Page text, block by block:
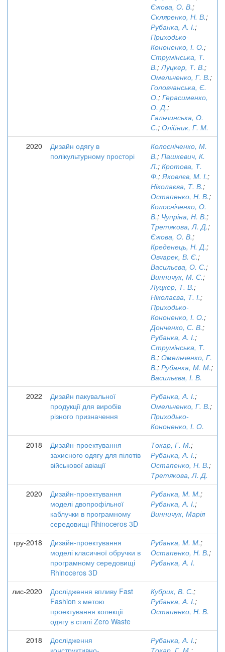
Єжова, О. В.;
Скляренко, Н. В.;
Рубанка, А. І.;
Приходько-
Кононенко, І. О.;
Струмінська, Т.
В.;Луцкер, Т. В.;
Омельченко, Г. В.;
Головчанська, Є.
О.; Герасименко,
О. Д.;
Гальчинська, О.
С.; Олійник, Г. М.
2020
Дизайн одягу в
полікультурному просторі
Колосніченко, М.
В.; Пашкевич, К.
Л.; Кротова, Т.
Ф.;Яковлєв, М. І.;
Ніколаєва, Т. В.;
Остапенко, Н. В.;
Колосніченко, О.
В.; Чупріна, Н. В.;
Третякова, Л. Д.;
Єжова, О. В.;
Креденець, Н. Д.;
Овчарек, В. Є.;
Васильєва, О. С.;
Винничук, М. С.;
Луцкер, Т. В.;
Ніколаєва, Т. І.;
Приходько-
Кононенко, І. О.;
Донченко, С. В.;
Рубанка, А. І.;
Струмінська, Т.
В.; Омельченко, Г.
В.; Рубанка, М. М.;
Васильєва, І. В.
2022
Дизайн пакувальної
продукції для виробів
різного призначення
Рубанка, А. І.;
Омельченко, Г. В.;
Приходько-
Кононенко, І. О.
2018
Дизайн-проектування
захисного одягу для пілотів
військової авіації
Токар, Г. М.;
Рубанка, А. І.;
Остапенко, Н. В.;
Третякова, Л. Д.
2020
Дизайн-проектування
моделі двопрофільної
каблучки в програмному
середовищі Rhinoceros 3D
Рубанка, М. М.;
Рубанка, А. І.;
Винничук, Марія
гру-2018
Дизайн-проектування
моделі класичної обручки в
програмному середовищі
Rhinoceros 3D
Рубанка, М. М.;
Остапенко, Н. В.;
Рубанка, А. І.
лис-2020
Дослідження впливу Fast
Fashion з метою
проектування колекції
одягу в стилі Zero Waste
Кубрик, В. С.;
Рубанка, А. І.;
Остапенко, Н. В.
2018
Дослідження
конструктивно-
Рубанка, А. І.;
Токар, Г. М. ;